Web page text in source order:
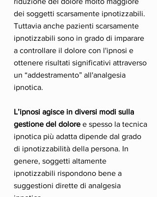
dei soggetti scarsamente ipnotizzabili.
Tuttavia anche pazienti scarsamente
ipnotizzabili sono in grado di imparare
a controllare il dolore con l'ipnosi e
ottenere risultati significativi attraverso
un “addestramento” all'analgesia
ipnotica.
L’ipnosi agisce in diversi modi sulla
gestione del dolore e spesso la tecnica
ipnotica più adatta dipende dal grado
di ipnotizzabilità della persona. In
genere, soggetti altamente
ipnotizzabili rispondono bene a
suggestioni dirette di analgesia